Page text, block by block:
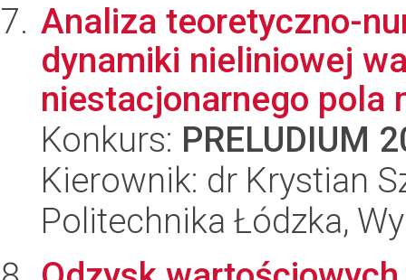
Analiza teoretyczno-
dynamiki nieliniowej
niestacjonarnego pola
Konkurs: PRELUDIUM
Kierownik: dr Krystian
Politechnika Łódzka,